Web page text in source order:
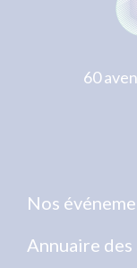
60
Nos
Annuaire